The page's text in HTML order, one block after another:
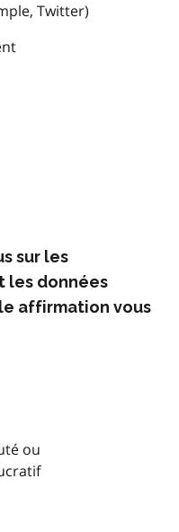
Twitter)
sur les
les données
affirmation vous
ou